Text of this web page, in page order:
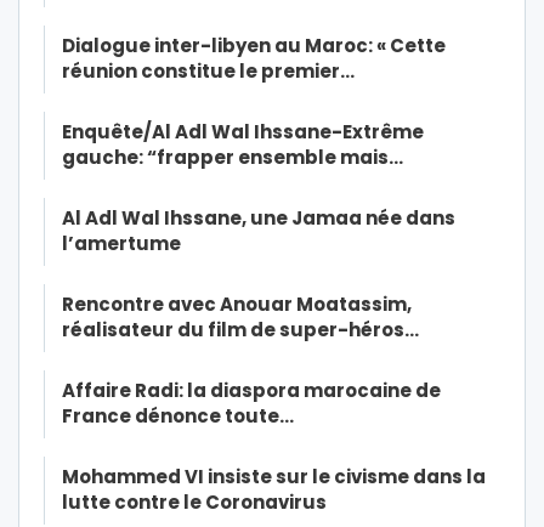
Dialogue inter-libyen au Maroc: « Cette
réunion constitue le premier…
Enquête/Al Adl Wal Ihssane-Extrême
gauche: “frapper ensemble mais…
Al Adl Wal Ihssane, une Jamaa née dans
l’amertume
Rencontre avec Anouar Moatassim,
réalisateur du film de super-héros…
Affaire Radi: la diaspora marocaine de
France dénonce toute…
Mohammed VI insiste sur le civisme dans la
lutte contre le Coronavirus